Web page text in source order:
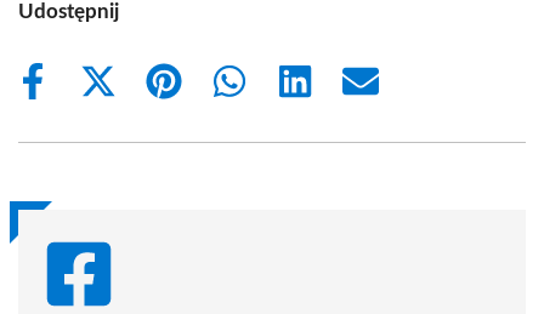
Udostępnij
Share
Share
(Twitter)
Share
Share
Share
Share